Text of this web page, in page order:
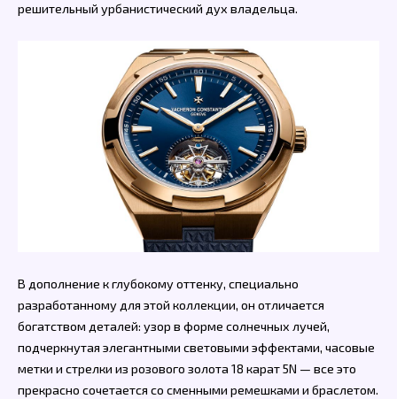
решительный урбанистический дух владельца.
В дополнение к глубокому оттенку, специально
разработанному для этой коллекции, он отличается
богатством деталей: узор в форме солнечных лучей,
подчеркнутая элегантными световыми эффектами, часовые
метки и стрелки из розового золота 18 карат 5N — все это
прекрасно сочетается со сменными ремешками и браслетом.